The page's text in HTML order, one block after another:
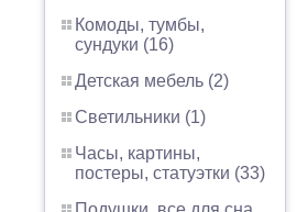
Комоды, тумбы,
сундуки (16)
Детская мебель (2)
Светильники (1)
Часы, картины,
постеры, статуэтки (33)